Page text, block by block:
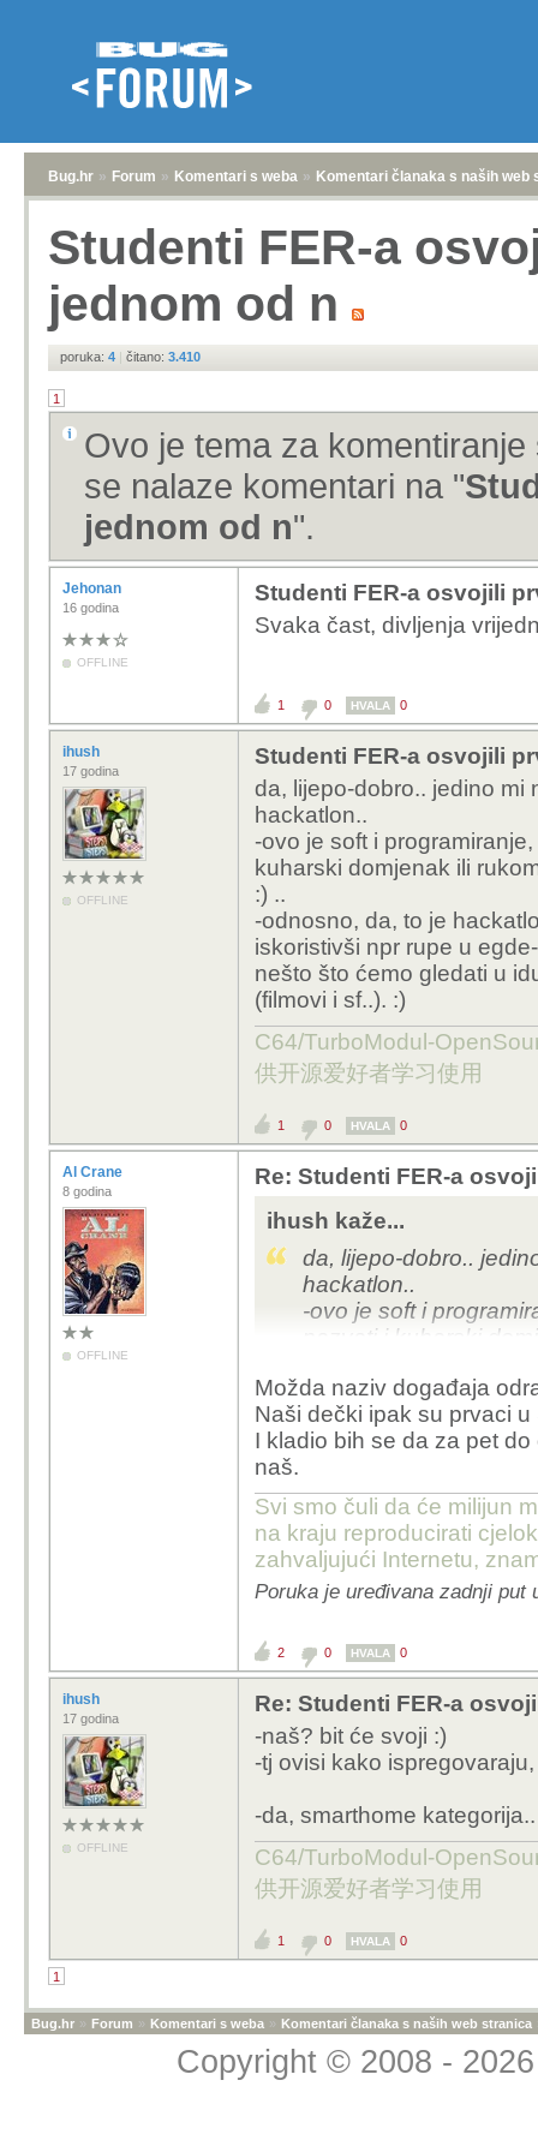
Bug.hr » Forum » Komentari s weba » Komentari članaka s naših web
Studenti FER-a
jednom od n
poruka: 4 | čitano: 3.410
1
Ovo je tema za
se nalaze komentari na "
jednom od n".
Jehonan
16 godina
OFFLINE
Studenti FER-a osvojili
Svaka čast, divljenja
1 0 HVALA 0
ihush
17 godina
OFFLINE
Studenti FER-a osvojili
da, lijepo-dobro.. jedino mi
hackatlon..
-ovo je soft i
kuharski domjenak ili
:) ..
-odnosno, da, to je
iskoristivši npr rupe u
nešto što ćemo gledati u
(filmovi i sf..). :)
C64/TurboModul-
供开源爱好者学习使用
1 0 HVALA 0
Al Crane
8 godina
OFFLINE
Re: Studenti FER-a
ihush kaže...
da, lijepo-dobro..
hackatlon..
-ovo je soft i
nazvati i kuharski
-odnosno, da, to je
iskoristivši npr rupe u
:) nešto što ćemo
Možda naziv događaja
Naši dečki ipak su prvaci u
I kladio bih se da za pet
naš.
Svi smo čuli da će milijun
na kraju reproducirati
zahvaljujući Internetu,
Poruka je uređivana zadnji put
2 0 HVALA 0
ihush
17 godina
OFFLINE
Re: Studenti FER-a
-naš? bit će svoji :)
-tj ovisi kako
-da, smarthome kategorija..
C64/TurboModul-
供开源爱好者学习使用
1 0 HVALA 0
1
Bug.hr » Forum » Komentari s weba » Komentari članaka s naših web stranica
Copyright © 2008 -